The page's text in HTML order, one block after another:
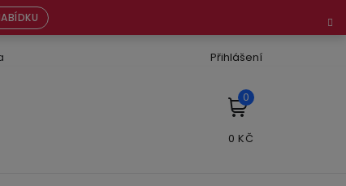
Přihlášení
NÁKUPNÍ
KOŠÍK